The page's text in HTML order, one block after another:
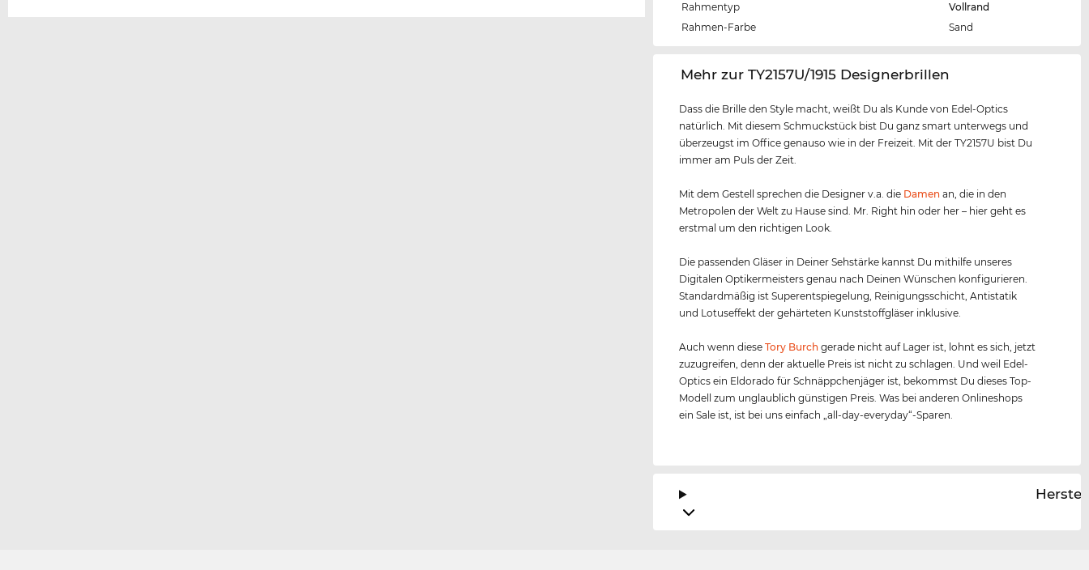
Rahmentyp
Vollrand
Rahmen-Farbe
Sand
‌Mehr zur TY2157U/1915 Designerbrillen
Dass die Brille den Style macht, weißt Du als Kunde von Edel-Optics
natürlich. Mit diesem Schmuckstück bist Du ganz smart unterwegs und
überzeugst im Office genauso wie in der Freizeit. Mit der TY2157U bist Du
immer am Puls der Zeit.
Mit dem Gestell sprechen die Designer v.a. die Damen an, die in den
Metropolen der Welt zu Hause sind. Mr. Right hin oder her – hier geht es
erstmal um den richtigen Look.
Die passenden Gläser in Deiner Sehstärke kannst Du mithilfe unseres
Digitalen Optikermeisters genau nach Deinen Wünschen konfigurieren.
Standardmäßig ist Superentspiegelung, Reinigungsschicht, Antistatik
und Lotuseffekt der gehärteten Kunststoffgläser inklusive.
Auch wenn dieseTory Burch gerade nicht auf Lager ist, lohnt es sich, jetzt
zuzugreifen, denn der aktuelle Preis ist nicht zu schlagen. Und weil Edel-
Optics ein Eldorado für Schnäppchenjäger ist, bekommst Du dieses Top-
Modell zum unglaublich günstigen Preis. Was bei anderen Onlineshops
ein Sale ist, ist bei uns einfach „all-day-everyday“-Sparen.